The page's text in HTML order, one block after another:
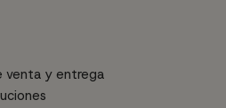
venta y entrega